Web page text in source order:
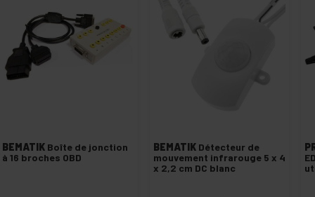
BEMATIK Boîte de jonction
à 16 broches OBD
BEMATIK Détecteur de
mouvement infrarouge 5 x 4
x 2,2 cm DC blanc